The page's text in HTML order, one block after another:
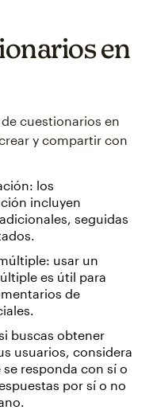
en
cuestionarios en
y compartir con
los
incluyen
seguidas
usar un
es útil para
de
buscas obtener
usuarios, considera
responda con sí o
por sí o no